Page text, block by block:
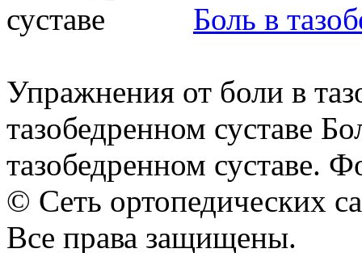
Боль в
Упражнения от боли в
тазобедренном суставе
тазобедренном суставе.
© Сеть ортопедических
Все права защищены.